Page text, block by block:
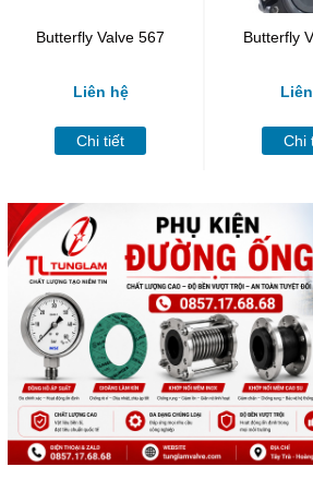
Butterfly Valve 567
Liên hệ
Chi tiết
Butterfly
Chi